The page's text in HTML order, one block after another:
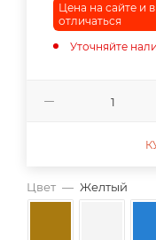
Цвет — Желтый
Цена на сайте и
отличаться
Уточняйте